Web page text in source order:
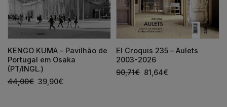
KENGO KUMA – Pavilhão de
Portugal em Osaka
(PT/INGL.)
44,00€ 39,90€
El Croquis 235 – Aulets
2003-2026
90,71€ 81,64€